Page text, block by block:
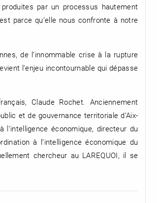
par un processus hautement
parce qu’elle nous confronte à notre
de l’innommable crise à la rupture
l’enjeu incontournable qui dépasse
Claude Rochet. Anciennement
et de gouvernance territoriale d’Aix-
économique, directeur du
à l’intelligence économique du
chercheur au LAREQUOI, il se